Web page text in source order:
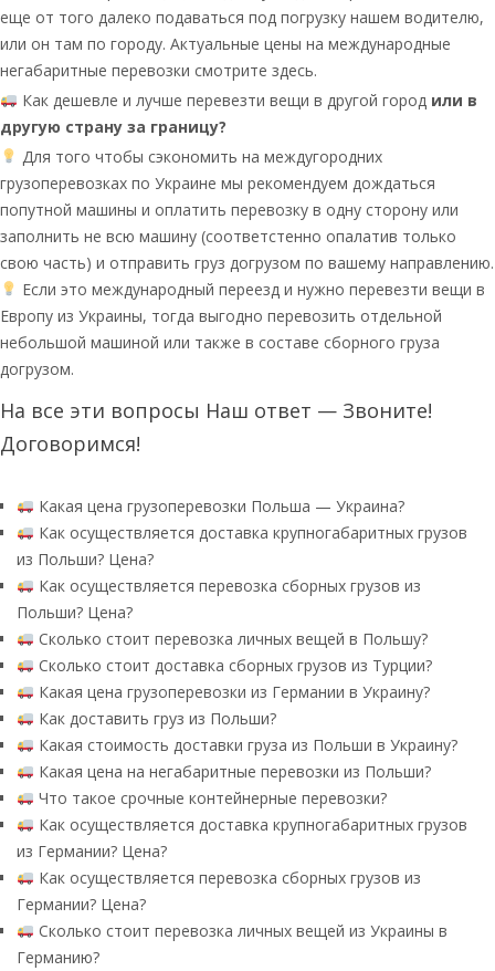
еще от того далеко подаваться под погрузку нашем водителю,
или он там по городу. Актуальные цены на международные
негабаритные перевозки смотрите здесь.
Как дешевле и лучше перевезти вещи в другой город или в
другую страну за границу?
Для того чтобы сэкономить на междугородних
грузоперевозках по Украине мы рекомендуем дождаться
попутной машины и оплатить перевозку в одну сторону или
заполнить не всю машину (соответстенно опалатив только
свою часть) и отправить груз догрузом по вашему направлению.
Если это международный переезд и нужно перевезти вещи в
Европу из Украины, тогда выгодно перевозить отдельной
небольшой машиной или также в составе сборного груза
догрузом.
На все эти вопросы Наш ответ — Звоните!
Договоримся!
Какая цена грузоперевозки Польша — Украина?
Как осуществляется доставка крупногабаритных грузов
из Польши? Цена?
Как осуществляется перевозка сборных грузов из
Польши? Цена?
Сколько стоит перевозка личных вещей в Польшу?
Сколько стоит доставка сборных грузов из Турции?
Какая цена грузоперевозки из Германии в Украину?
Как доставить груз из Польши?
Какая стоимость доставки груза из Польши в Украину?
Какая цена на негабаритные перевозки из Польши?
Что такое срочные контейнерные перевозки?
Как осуществляется доставка крупногабаритных грузов
из Германии? Цена?
Как осуществляется перевозка сборных грузов из
Германии? Цена?
Сколько стоит перевозка личных вещей из Украины в
Германию?